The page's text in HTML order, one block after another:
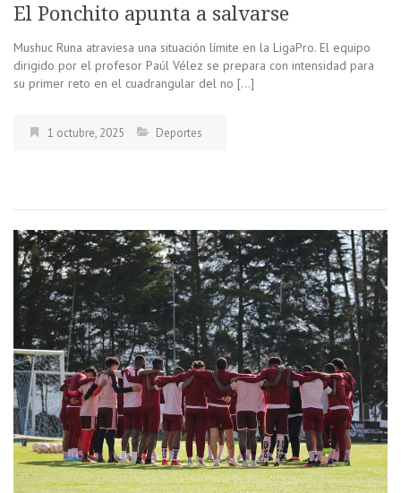
El Ponchito apunta a salvarse
Mushuc Runa atraviesa una situación límite en la LigaPro. El equipo
dirigido por el profesor Paúl Vélez se prepara con intensidad para
su primer reto en el cuadrangular del no […]
1 octubre, 2025 Deportes